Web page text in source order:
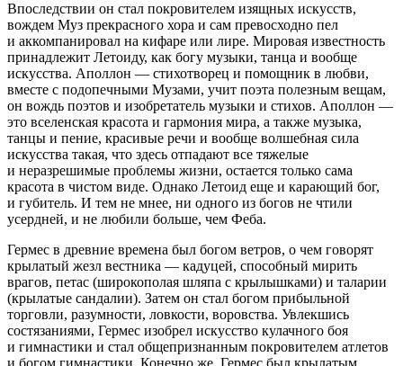
Впоследствии он стал покровителем изящных искусств,
вождем Муз прекрасного хора и сам превосходно пел
и аккомпанировал на кифаре или лире. Мировая известность
принадлежит Летоиду, как богу музыки, танца и вообще
искусства. Аполлон — стихотворец и помощник в любви,
вместе с подопечными Музами, учит поэта полезным вещам,
он вождь поэтов и изобретатель музыки и стихов. Аполлон —
это вселенская красота и гармония мира, а также музыка,
танцы и пение, красивые речи и вообще волшебная сила
искусства такая, что здесь отпадают все тяжелые
и неразрешимые проблемы жизни, остается только сама
красота в чистом виде. Однако Летоид еще и карающий бог,
и губитель. И тем не мнее, ни одного из богов не чтили
усердней, и не любили больше, чем Феба.
Гермес в древние времена был богом ветров, о чем говорят
крылатый жезл вестника — кадуцей, способный мирить
врагов, петас (широкополая шляпа с крылышками) и таларии
(крылатые сандалии). Затем он стал богом прибыльной
торговли, разумности, ловкости, воровства. Увлекшись
состязаниями, Гермес изобрел искусство кулачного боя
и гимнастики и стал общепризнанным покровителем атлетов